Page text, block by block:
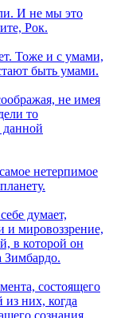
И не мы это
Рок.
Тоже и с умами,
быть умами.
не имея
то
данной
нетерпимое
думает,
и мировоззрение,
в которой он
Зимбардо.
состоящего
них, когда
сознания,